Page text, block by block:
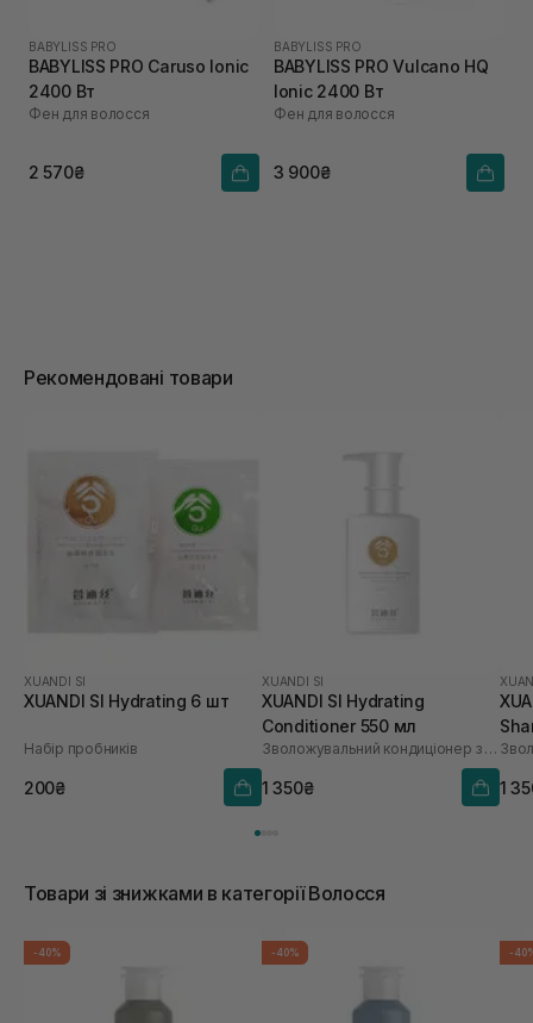
BABYLISS PRO
BABYLISS PRO Caruso Ionic
2400 Вт
Фен для волосся
2 570₴
BABYLISS PRO
BABYLISS PRO Vulcano HQ
Ionic 2400 Вт
Фен для волосся
3 900₴
Рекомендовані товари
XUANDI SI
XUANDI SI Hydrating 6 шт
Набір пробників
200₴
XUANDI SI
XUANDI SI Hydrating
Conditioner 550 мл
Зволожувальний кондиціонер з екстрактом зерна
1 350₴ 1
Товари зі знижками в категорії Волосся
-40% -40% -